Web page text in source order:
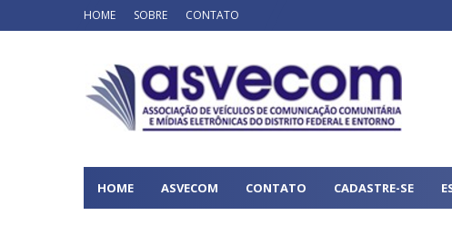
HOME SOBRE CONTATO
HOME ASVECOM CONTATO CADASTRE-SE